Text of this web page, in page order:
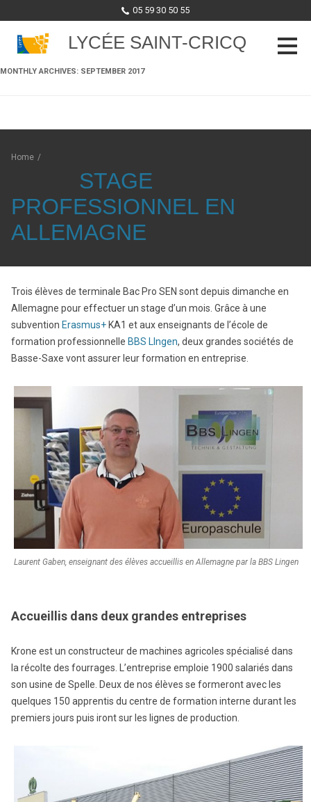
05 59 30 50 55
LYCÉE SAINT-CRICQ
MONTHLY ARCHIVES: SEPTEMBER 2017
Home /
STAGE
PROFESSIONNEL EN
ALLEMAGNE
Trois élèves de terminale Bac Pro SEN sont depuis dimanche en
Allemagne pour effectuer un stage d’un mois. Grâce à une
subvention Erasmus+ KA1 et aux enseignants de l’école de
formation professionnelle BBS LIngen, deux grandes sociétés de
Basse-Saxe vont assurer leur formation en entreprise.
Laurent Gaben, enseignant des élèves accueillis en Allemagne par la BBS Lingen
Accueillis dans deux grandes entreprises
Krone est un constructeur de machines agricoles spécialisé dans
la récolte des fourrages. L’entreprise emploie 1900 salariés dans
son usine de Spelle. Deux de nos élèves se formeront avec les
quelques 150 apprentis du centre de formation interne durant les
premiers jours puis iront sur les lignes de production.